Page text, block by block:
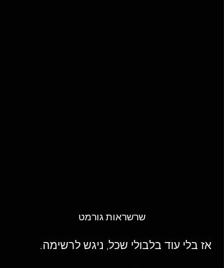
שרשראות גורמט
אז בלי עוד בלבולי שכל, ניגש לרשימה.